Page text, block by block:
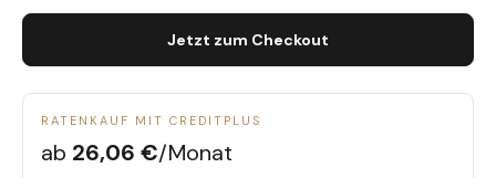
Jetzt zum Checkout
RATENKAUF MIT CREDITPLUS
ab 26,06 €/Monat